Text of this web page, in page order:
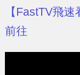
【FastTV飛
前往